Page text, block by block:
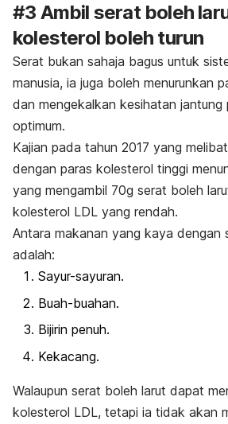
#3 Ambil serat boleh
kolesterol boleh turun
Serat bukan sahaja bagus untuk
manusia, ia juga boleh menurunkan
dan mengekalkan kesihatan
optimum.
Kajian pada tahun 2017 yang
dengan paras kolesterol tinggi
yang mengambil 70g serat boleh
kolesterol LDL yang rendah.
Antara makanan yang kaya dengan
adalah:
Sayur-sayuran.
Buah-buahan.
Bijirin penuh.
Kekacang.
Walaupun serat boleh larut dapat
kolesterol LDL, tetapi ia tidak akan